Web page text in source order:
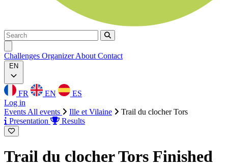
Search
Search
Challenges OrganizerAbout Contact
EN
FR EN
ES
Log in
Events All events Ille et Vilaine
Trail du clocher Tors
Presentation
Results
Trail du clocher Tors Finished